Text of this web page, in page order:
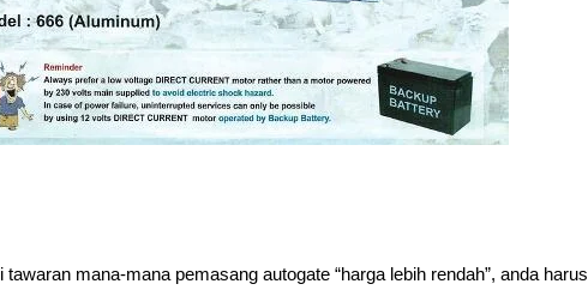
mana-mana pemasang autogate “harga lebih rendah”, anda harus